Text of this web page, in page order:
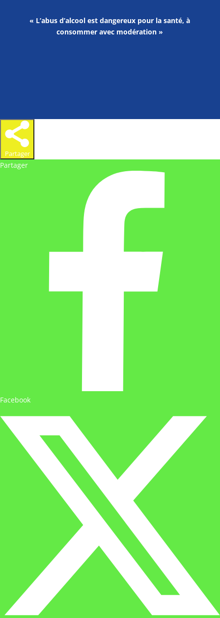
« L’abus d’alcool est dangereux pour la santé, à
consommer avec modération »
Partager
Partager
Facebook